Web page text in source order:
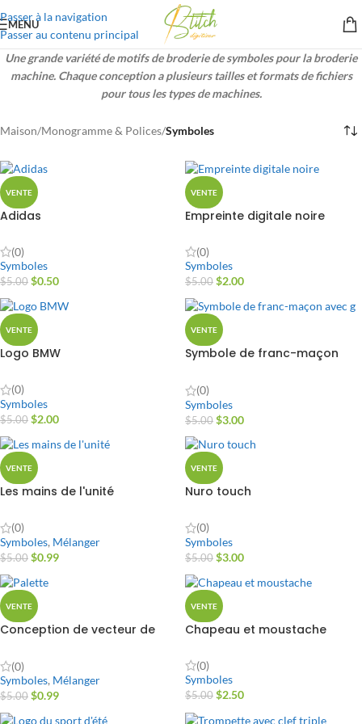
Passer à la navigation
Passer au contenu principal
MENU
Une grande variété de motifs de broderie de symboles pour la broderie
machine. Chaque conception a plusieurs tailles et formats de fichiers
pour tous les types de machines.
Maison/Monogramme & Polices/Symboles
VENTE
Adidas
(0)
Symboles
$5.00 $0.50
VENTE
Empreinte digitale noire
(0)
Symboles
$5.00 $2.00
VENTE
Logo BMW
(0)
Symboles
$5.00 $2.00
VENTE
Symbole de franc-maçon
(0)
Symboles
$5.00 $3.00
VENTE
Les mains de l'unité
(0)
Symboles, Mélanger
$5.00 $0.99
VENTE
Nuro touch
(0)
Symboles
$5.00 $3.00
VENTE
Conception de vecteur de
(0)
Symboles, Mélanger
$5.00 $0.99
VENTE
Chapeau et moustache
(0)
Symboles
$5.00 $2.50